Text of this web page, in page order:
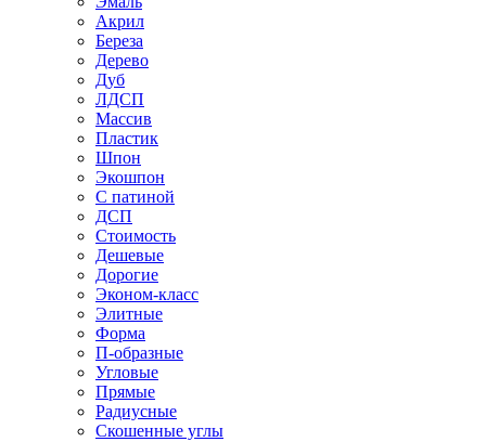
Акрил
Береза
Дерево
Дуб
ЛДСП
Массив
Пластик
Шпон
Экошпон
С патиной
ДСП
Стоимость
Дешевые
Дорогие
Эконом-класс
Элитные
Форма
П-образные
Угловые
Прямые
Радиусные
Скошенные углы